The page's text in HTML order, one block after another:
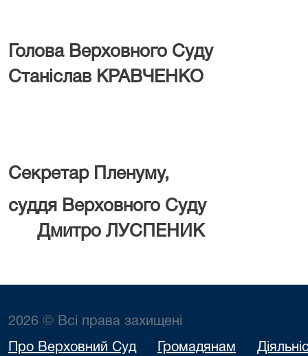
Голова
Станіслав КРАВЧЕНКО
Секретар Пленуму,
суддя
Дмитро ЛУСПЕНИК
2026 © Всі права захищені
Про Верховний Суд Громадянам